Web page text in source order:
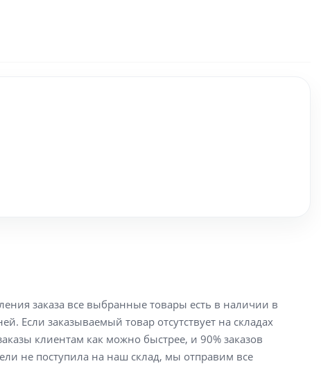
заказа все выбранные товары есть в наличии в
Если заказываемый товар отсутствует на складах
клиентам как можно быстрее, и 90% заказов
не поступила на наш склад, мы отправим все